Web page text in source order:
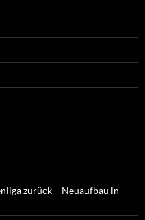
zurück – Neuaufbau in